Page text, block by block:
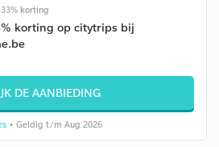
korting
korting op citytrips bij
DE AANBIEDING
• Geldig t/m Aug 2026